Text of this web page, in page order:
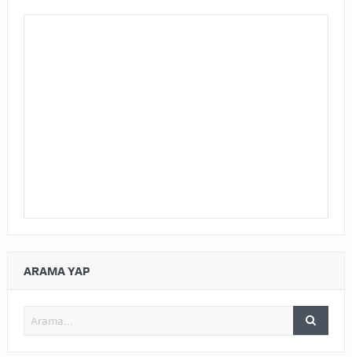
ARAMA YAP